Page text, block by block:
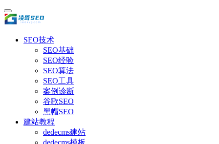
SEO技术
SEO基础
SEO经验
SEO算法
SEO工具
案例诊断
谷歌SEO
黑帽SEO
建站教程
dedecms建站
dedecms模板